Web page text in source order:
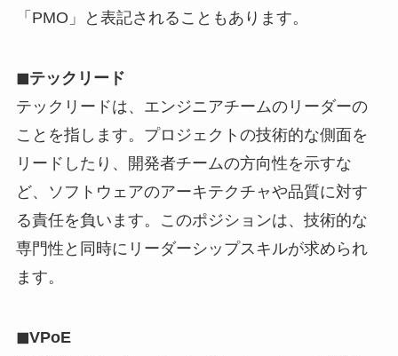
「PMO」と表記されることもあります。
◼︎テックリード
テックリードは、エンジニアチームのリーダーの
ことを指します。プロジェクトの技術的な側面を
リードしたり、開発者チームの方向性を示すな
ど、ソフトウェアのアーキテクチャや品質に対す
る責任を負います。このポジションは、技術的な
専門性と同時にリーダーシップスキルが求められ
ます。
◼︎VPoE